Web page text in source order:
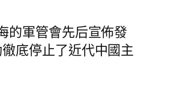
軍管會先后宣佈發
底停止了近代中國主